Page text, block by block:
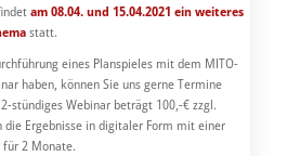
am 08.04. und 15.04.2021 ein weiteres
statt.
eines Planspieles mit dem MITO-
haben, können Sie uns gerne Termine
stündiges Webinar beträgt 100,-€ zzgl.
die Ergebnisse in digitaler Form mit einer
für 2 Monate.